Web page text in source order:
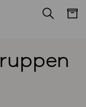
ESSAY